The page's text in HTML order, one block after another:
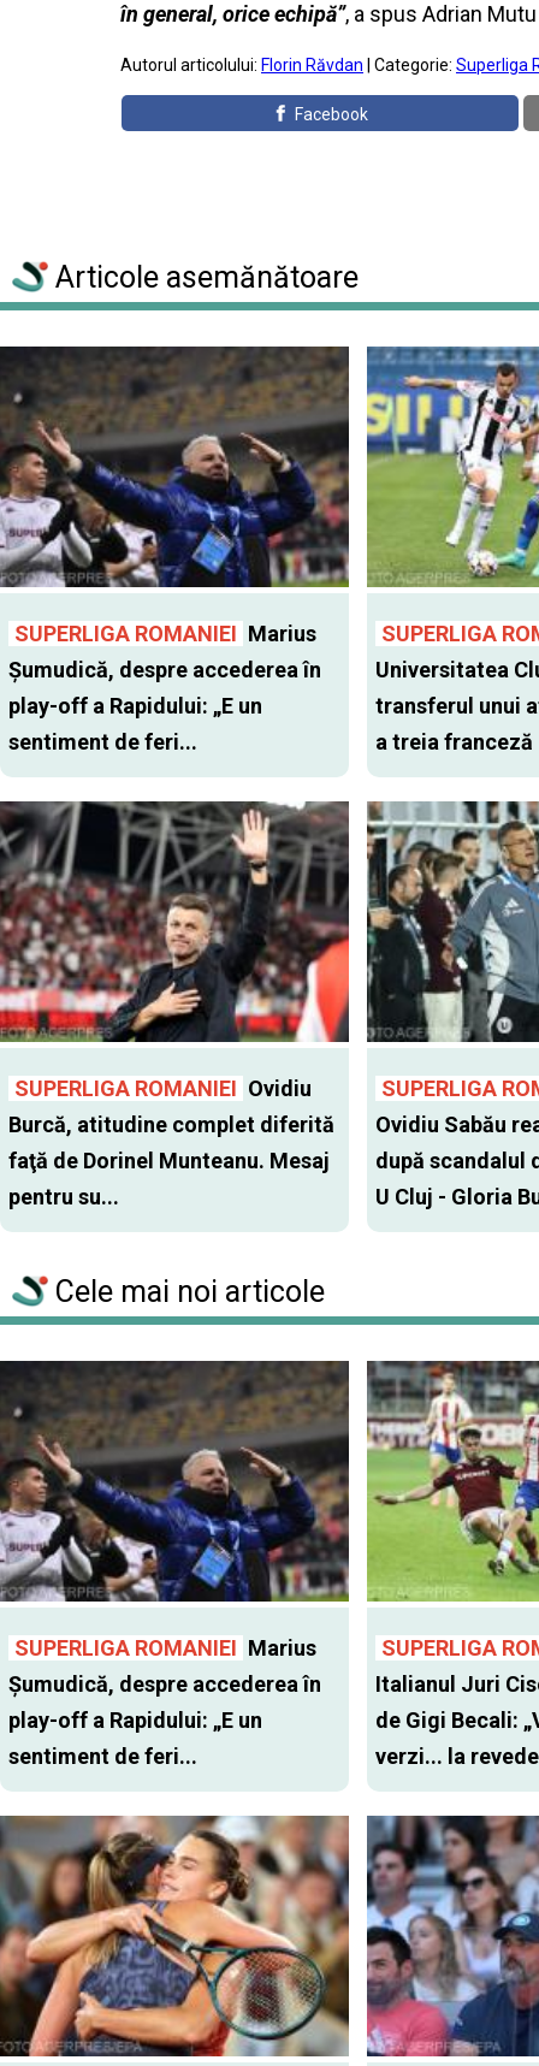
în general, orice echipă”, a spus Adrian
Autorul articolului: Florin Răvdan | Categorie: Superliga
Facebook
Articole asemănătoare
SUPERLIGA ROMANIEI Marius
Șumudică, despre accederea în
play-off a Rapidului: „E un
sentiment de feri...
SUPERLIGA
Universitatea
transferul unui
a treia franceză
SUPERLIGA ROMANIEI Ovidiu
Burcă, atitudine complet diferită
faţă de Dorinel Munteanu. Mesaj
pentru su...
SUPERLIGA
Ovidiu Sabău
după scandalul
U Cluj - Gloria
Cele mai noi articole
SUPERLIGA ROMANIEI Marius
Șumudică, despre accederea în
play-off a Rapidului: „E un
sentiment de feri...
SUPERLIGA
Italianul Juri
de Gigi Becali:
verzi... la